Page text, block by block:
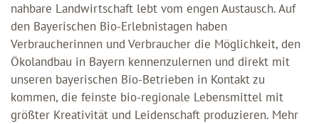
nahbare Landwirtschaft lebt vom engen Austausch. Auf
den Bayerischen Bio-Erlebnistagen haben
Verbraucherinnen und Verbraucher die Möglichkeit, den
Ökolandbau in Bayern kennenzulernen und direkt mit
unseren bayerischen Bio-Betrieben in Kontakt zu
kommen, die feinste bio-regionale Lebensmittel mit
größter Kreativität und Leidenschaft produzieren. Mehr